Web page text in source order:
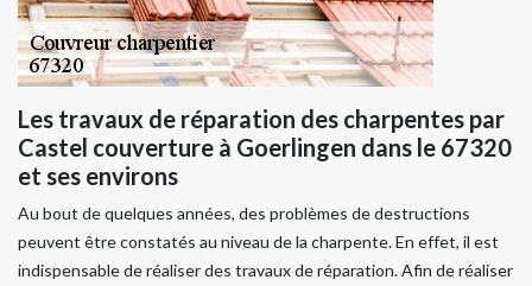
Les travaux de réparation des charpentes par
Castel couverture à Goerlingen dans le 67320
et ses environs
Au bout de quelques années, des problèmes de destructions
peuvent être constatés au niveau de la charpente. En effet, il est
indispensable de réaliser des travaux de réparation. Afin de réaliser